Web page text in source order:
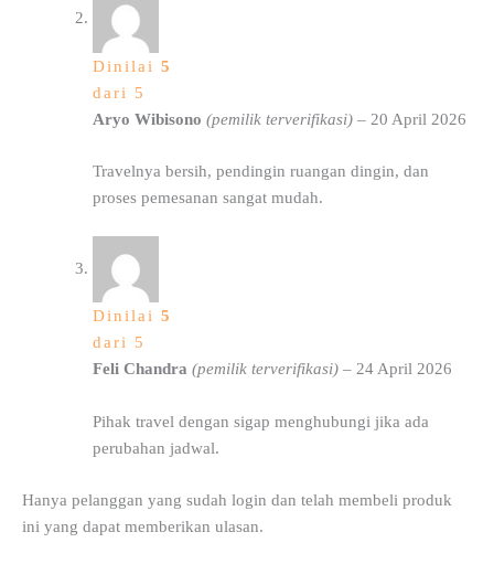
Dinilai 5
dari 5
Aryo Wibisono (pemilik terverifikasi) – 20 April 2026
Travelnya bersih, pendingin ruangan dingin, dan
proses pemesanan sangat mudah.
Dinilai 5
dari 5
Feli Chandra (pemilik terverifikasi) – 24 April 2026
Pihak travel dengan sigap menghubungi jika ada
perubahan jadwal.
Hanya pelanggan yang sudah login dan telah membeli produk
ini yang dapat memberikan ulasan.